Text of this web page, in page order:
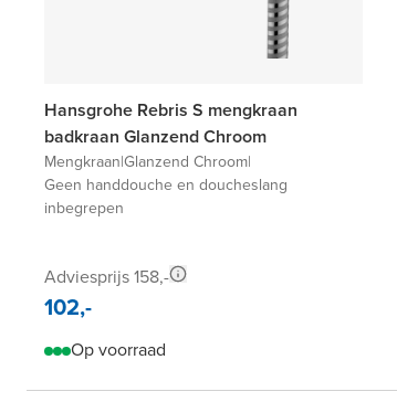
Hansgrohe Rebris S mengkraan
badkraan Glanzend Chroom
Mengkraan|Glanzend Chroom|
Geen handdouche en doucheslang
inbegrepen
Adviesprijs 158,-
102,-
Op voorraad